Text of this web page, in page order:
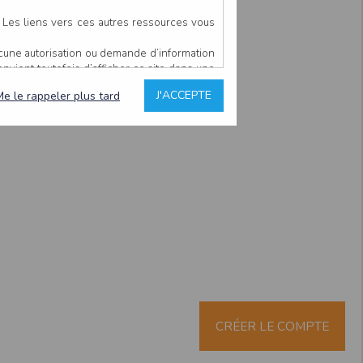
liens vers ces autres ressources vous
autorisation ou demande d’information
toutefois d’afficher ce site dans une
estime non conforme à l’objet du site
prend connaissance.
l’utilisateur, qui assume la totalité des
J'ACCEPTE
le rappeler plus tard